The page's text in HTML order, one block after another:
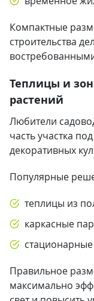
Компактные
строительства
Теплицы и
растений
Любители
часть участка
декоративных
Популярные
теплицы из
каркасные
Правильное
максимально